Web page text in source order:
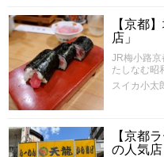
【京都
店」
JR梅小路京
たしなむ昭
スイカ小太
【京都
の人気店